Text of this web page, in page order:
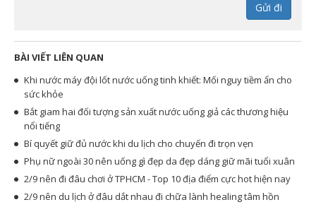
Gửi đi
BÀI VIẾT LIÊN QUAN
Khi nước máy đội lốt nước uống tinh khiết: Mối nguy tiềm ẩn cho
sức khỏe
Bắt giam hai đối tượng sản xuất nước uống giả các thương hiệu
nổi tiếng
Bí quyết giữ đủ nước khi du lịch cho chuyến đi trọn vẹn
Phụ nữ ngoài 30 nên uống gì đẹp da đẹp dáng giữ mãi tuổi xuân
2/9 nên đi đâu chơi ở TPHCM - Top 10 địa điểm cực hot hiện nay
2/9 nên du lịch ở đâu dắt nhau đi chữa lành healing tâm hồn